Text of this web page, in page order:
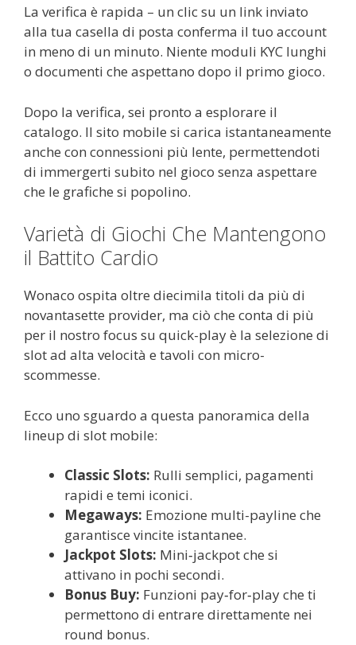
La verifica è rapida – un clic su un link inviato
alla tua casella di posta conferma il tuo account
in meno di un minuto. Niente moduli KYC lunghi
o documenti che aspettano dopo il primo gioco.
Dopo la verifica, sei pronto a esplorare il
catalogo. Il sito mobile si carica istantaneamente
anche con connessioni più lente, permettendoti
di immergerti subito nel gioco senza aspettare
che le grafiche si popolino.
Varietà di Giochi Che Mantengono
il Battito Cardio
Wonaco ospita oltre diecimila titoli da più di
novantasette provider, ma ciò che conta di più
per il nostro focus su quick-play è la selezione di
slot ad alta velocità e tavoli con micro-
scommesse.
Ecco uno sguardo a questa panoramica della
lineup di slot mobile:
Classic Slots: Rulli semplici, pagamenti
rapidi e temi iconici.
Megaways: Emozione multi-payline che
garantisce vincite istantanee.
Jackpot Slots: Mini‑jackpot che si
attivano in pochi secondi.
Bonus Buy: Funzioni pay‑for‑play che ti
permettono di entrare direttamente nei
round bonus.